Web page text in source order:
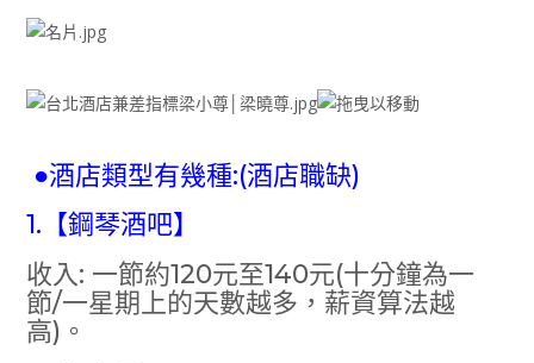
●酒店類型有幾種:(酒店職缺)
1.【鋼琴酒吧】
收入: 一節約120元至140元(十分鐘為一
節/一星期上的天數越多，薪資算法越
高)。